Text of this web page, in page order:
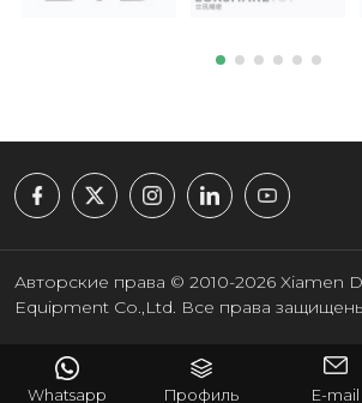
Авторские права © 2010-2026 Xiamen
Equipment Co.,Ltd. Все права
Whatsapp Профиль E-mail